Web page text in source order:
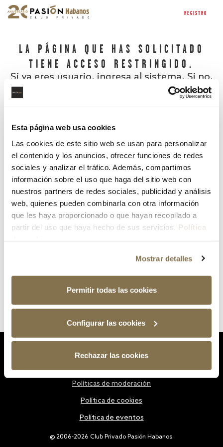
Esta página web usa cookies
Las cookies de este sitio web se usan para personalizar
el contenido y los anuncios, ofrecer funciones de redes
sociales y analizar el tráfico. Además, compartimos
información sobre el uso que haga del sitio web con
nuestros partners de redes sociales, publicidad y análisis
web, quienes pueden combinarla con otra información
que les haya proporcionado o que hayan recopilado a
partir del uso que haya hecho de sus servicios. Política
Mostrar detalles
Permitir todas las cookies
Configurar las cookies
Rechazar las cookies
REGISTRO
LA PÁGINA QUE HAS SOLICITADO
TIENE ACCESO RESTRINGIDO.
Si ya eres usuario, ingresa al sistema. Si no,
¿Has olvidado tu contraseña?
@ 2006-2026 Club Privado Pasión Habanos.
Políticas de moderación
Política de cookies
Política de eventos